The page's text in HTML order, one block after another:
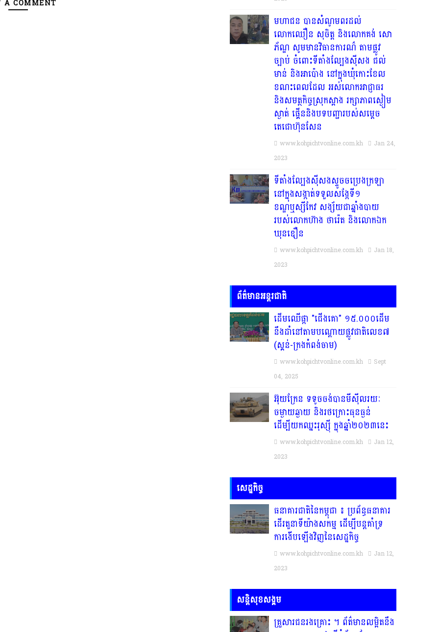
A COMMENT
មហាជន បានសំណូមពរដល់
លោកឈឿន សុចិត្ត និងលោកគង់ សោ
ភ័ណ្ឌ សូមមានវិធានការណ៌ តាមផ្លូវ
ច្បាប់ ចំពោះទីតាំងល្បែងស៊ីសង ជល់
មាន់ និងអាប៉ោង នៅក្នុងឃុំកោះខែល
ខណះពេលដែល អស់លោកអាជ្ញាធរ
និងសមត្ថកិច្ចស្រុកស្អាង រក្សាភាពស្ងៀម
ស្ងាត់ ផ្គើននិងបទបញ្ជារបស់សម្តេច
តេជោហ៊ុនសែន
www.kohpichtvonline.com.kh
Jan 24,
2023
ទីតាំងល្បែងស៊ីសងស្ទូចចប្រេងក្រឡា
នៅក្នុងសង្កាត់ទទួលសង្កែទី១
ខណ្ឌឬស្សីកែវ សង្ស័យជាឆ្នាំងបាយ
របស់លោកហ៊ាង ថារ៉េត និងលោកឯក
ឃុនឌឿន
www.kohpichtvonline.com.kh
Jan 18,
2023
ព័ត៌មានអន្តរជាតិ
ដើមឈើផ្កា "ជើងគោ" ១៥.០០០ដើម
នឹងដាំនៅតាមបណ្តោយផ្លូវជាតិលេខ៧
(ស្គន់-ក្រងកំពង់ចាម)
www.kohpichtvonline.com.kh
Sept
04, 2025
អ៊ុយក្រែន ទទូចចង់បានមីស៊ីលរយៈ
ចម្ងាយឆ្ងាយ និងរថក្រោះធុនធ្ងន់
ដើម្បីយកឈ្នះរុស្ស៉ី ក្នុងឆ្នាំ២០២៣នេះ
www.kohpichtvonline.com.kh
Jan 12,
2023
សេដ្ឋកិច្ច
ធនាគារជាតិនៃកម្ពុជា ៖ ប្រព័ន្ធធនាគារ
ដើរតួនាទីយ៉ាងសកម្ម ដើម្បីបន្តគាំទ្រ
ការងើបឡើងវិញនៃសេដ្ឋកិច្ច
www.kohpichtvonline.com.kh
Jan 12,
2023
សន្តិសុខសង្គម
គ្រួសារ​ជន​រង​គ្រោះ​ ។​ ព័ត៌មានលម្អិតនឹង